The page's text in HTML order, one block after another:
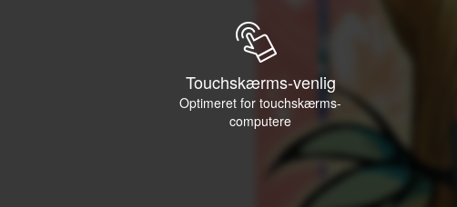
Touchskærms-venlig
Optimeret for touchskærms-
computere